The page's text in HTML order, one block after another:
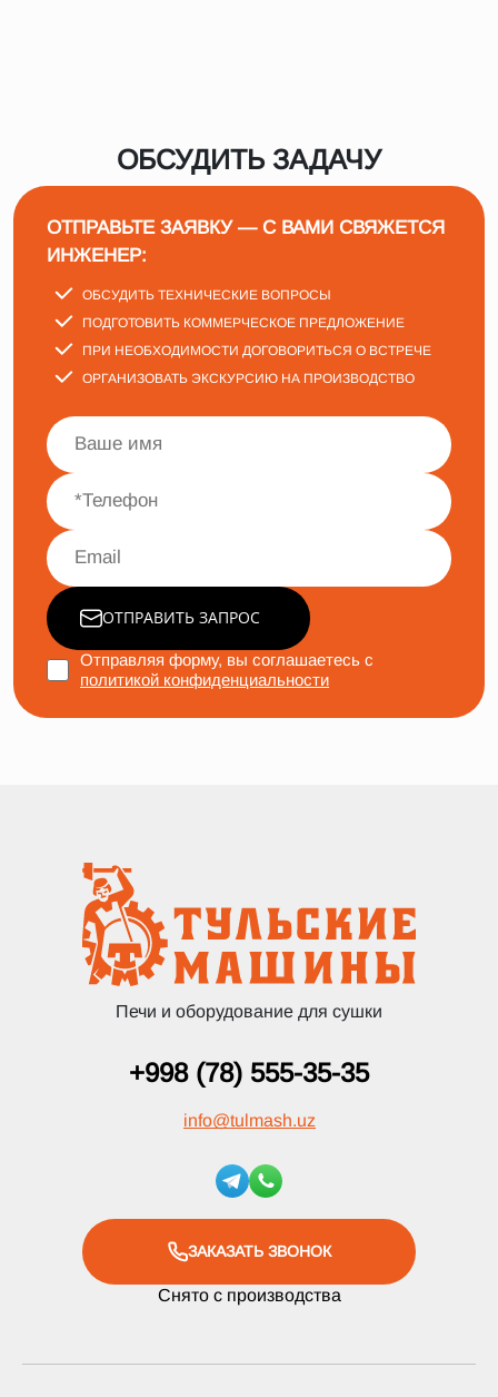
ОБСУДИТЬ ЗАДАЧУ
ОТПРАВЬТЕ ЗАЯВКУ — С ВАМИ СВЯЖЕТСЯ
ИНЖЕНЕР:
ОБСУДИТЬ ТЕХНИЧЕСКИЕ ВОПРОСЫ
ПОДГОТОВИТЬ КОММЕРЧЕСКОЕ ПРЕДЛОЖЕНИЕ
ПРИ НЕОБХОДИМОСТИ ДОГОВОРИТЬСЯ О ВСТРЕЧЕ
ОРГАНИЗОВАТЬ ЭКСКУРСИЮ НА ПРОИЗВОДСТВО
ОТПРАВИТЬ ЗАПРОС
Отправляя форму, вы соглашаетесь с
политикой конфиденциальности
Печи и оборудование для сушки
+998 (78) 555-35-35
info@tulmash.uz
ЗАКАЗАТЬ ЗВОНОК
Снято с производства